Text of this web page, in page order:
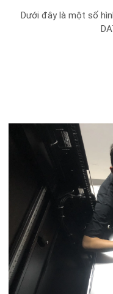
Dưới đây là một số